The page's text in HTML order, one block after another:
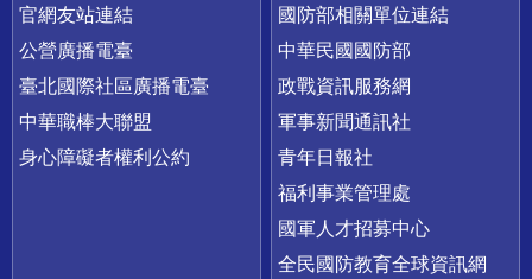
官網友站連結
公營廣播電臺
臺北國際社區廣播電臺
中華職棒大聯盟
身心障礙者權利公約
國防部相關單位連結
中華民國國防部
政戰資訊服務網
軍事新聞通訊社
青年日報社
福利事業管理處
國軍人才招募中心
全民國防教育全球資訊網